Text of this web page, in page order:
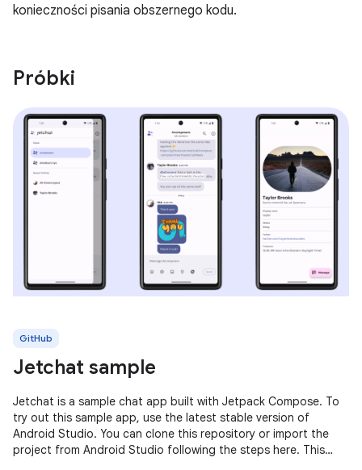
konieczności pisania obszernego kodu.
Próbki
GitHub
Jetchat sample
Jetchat is a sample chat app built with Jetpack Compose. To
try out this sample app, use the latest stable version of
Android Studio. You can clone this repository or import the
project from Android Studio following the steps here. This